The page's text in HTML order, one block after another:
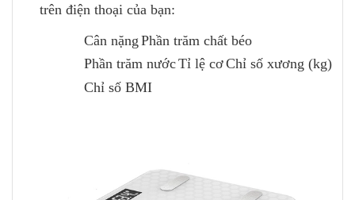
trên điện thoại của bạn:
Cân nặng Phần trăm chất béo
Phần trăm nướcTỉ lệ cơChỉ số xương (kg)
Chỉ số BMI